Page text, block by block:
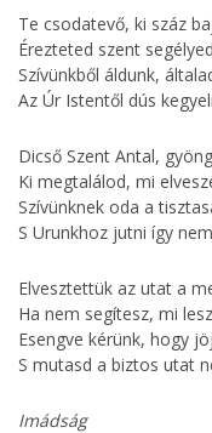
Te csodatevő, ki száz
Érezteted szent
Szívünkből áldunk,
Az Úr Istentől dús
Dicső Szent Antal,
Ki megtalálod, mi
Szívünknek oda a
S Urunkhoz jutni így
Elvesztettük az utat a
Ha nem segítesz, mi
Esengve kérünk, hogy
S mutasd a biztos utat
Imádság